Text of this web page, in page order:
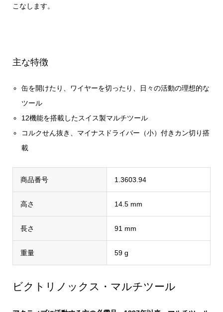
こなします。
主な特徴
缶を開けたり、ワイヤーを切ったり、日々の活動の理想的な
ツール
12機能を搭載したスイス製マルチツール
コルクせん抜き、マイナスドライバー（小）付きカン切り搭
載
商品番号 1.3603.94
高さ 14.5 mm
長さ 91 mm
重量 59 g
ビクトリノックス・マルチツール